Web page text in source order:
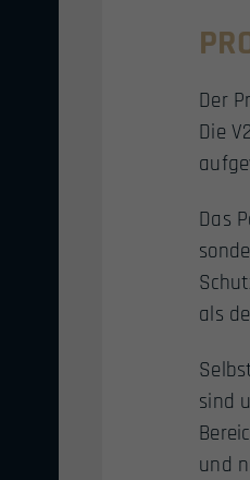
Der
Die
Das
als
sind
und